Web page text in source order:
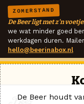
ZOMERSTAND
De Beer ligt met z'n
we wat minder goed
werkdagen duren.
hello@beerinabox.nl
De Beer houdt